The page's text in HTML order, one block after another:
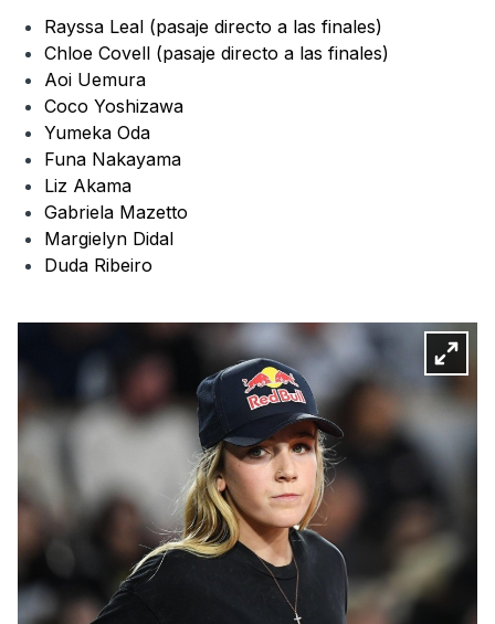
Rayssa Leal (pasaje directo a las finales)
Chloe Covell (pasaje directo a las finales)
Aoi Uemura
Coco Yoshizawa
Yumeka Oda
Funa Nakayama
Liz Akama
Gabriela Mazetto
Margielyn Didal
Duda Ribeiro